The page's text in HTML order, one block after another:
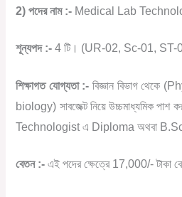
2)পদের নাম:- Medical Lab
শূন্যপদ:- 4টি। (UR-02, Sc-01, ST-
শিক্ষাগত যোগ্যতা:- বিজ্ঞান বিভাগ থেকে
biology) সাবজেক্ট নিয়ে উচ্চমাধ্যমিক পাশ
Technologistএ Diplomaঅথবা
বেতন:- এই পদের ক্ষেত্রে17,000/-টাকা